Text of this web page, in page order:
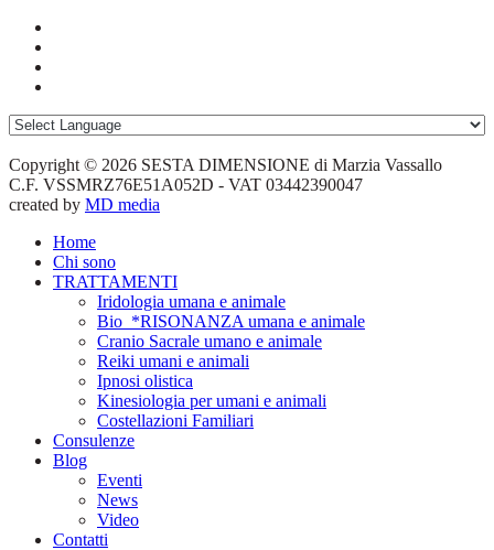
Copyright © 2026 SESTA DIMENSIONE di Marzia Vassallo
C.F. VSSMRZ76E51A052D - VAT 03442390047
created by MD media
Home
Chi sono
TRATTAMENTI
Iridologia umana e animale
Bio_*RISONANZA umana e animale
Cranio Sacrale umano e animale
Reiki umani e animali
Ipnosi olistica
Kinesiologia per umani e animali
Costellazioni Familiari
Consulenze
Blog
Eventi
News
Video
Contatti